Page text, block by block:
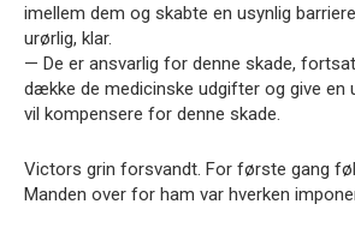
imellem dem og skabte en usynlig
urørlig, klar.
— De er ansvarlig for denne skade,
dække de medicinske udgifter og give en
vil kompensere for denne skade.
Victors grin forsvandt. For første gang
Manden over for ham var hverken